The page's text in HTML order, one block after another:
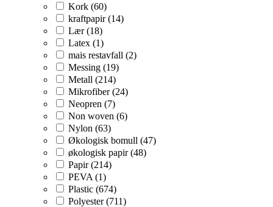
Kork (60)
kraftpapir (14)
Lær (18)
Latex (1)
mais restavfall (2)
Messing (19)
Metall (214)
Mikrofiber (24)
Neopren (7)
Non woven (6)
Nylon (63)
Økologisk bomull (47)
økologisk papir (48)
Papir (214)
PEVA (1)
Plastic (674)
Polyester (711)